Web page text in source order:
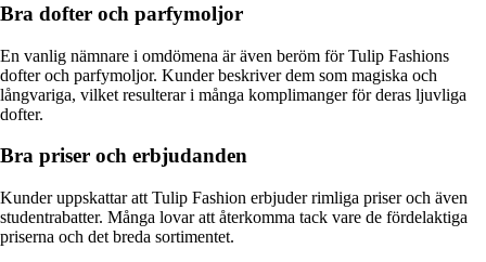
Bra dofter och parfymoljor
En vanlig nämnare i omdömena är även beröm för Tulip Fashions
dofter och parfymoljor. Kunder beskriver dem som magiska och
långvariga, vilket resulterar i många komplimanger för deras ljuvliga
dofter.
Bra priser och erbjudanden
Kunder uppskattar att Tulip Fashion erbjuder rimliga priser och även
studentrabatter. Många lovar att återkomma tack vare de fördelaktiga
priserna och det breda sortimentet.